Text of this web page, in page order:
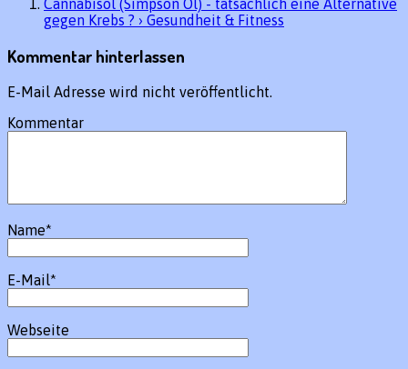
Cannabisöl (Simpson Öl) - tatsächlich eine Alternative
gegen Krebs ? › Gesundheit & Fitness
Kommentar hinterlassen
E-Mail Adresse wird nicht veröffentlicht.
Kommentar
Name*
E-Mail *
Webseite